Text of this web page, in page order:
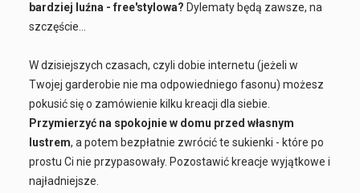
bardziej luźna - free'stylowa? Dylematy będą zawsze, na
szczęście...
W dzisiejszych czasach, czyli dobie internetu (jeżeli w
Twojej garderobie nie ma odpowiedniego fasonu) możesz
pokusić się o zamówienie kilku kreacji dla siebie.
Przymierzyć na spokojnie w domu przed własnym
lustrem, a potem bezpłatnie zwrócić te sukienki - które po
prostu Ci nie przypasowały. Pozostawić kreacje wyjątkowe i
najładniejsze.